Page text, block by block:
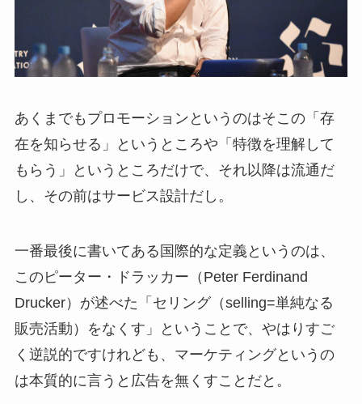
あくまでもプロモーションというのはそこの「存
在を知らせる」というところや「特徴を理解して
もらう」というところだけで、それ以降は流通だ
し、その前はサービス設計だし。
一番最後に書いてある国際的な定義というのは、
このピーター・ドラッカー（Peter Ferdinand
Drucker）が述べた「セリング（selling=単純なる
販売活動）をなくす」ということで、やはりすご
く逆説的ですけれども、マーケティングというの
は本質的に言うと広告を無くすことだと。